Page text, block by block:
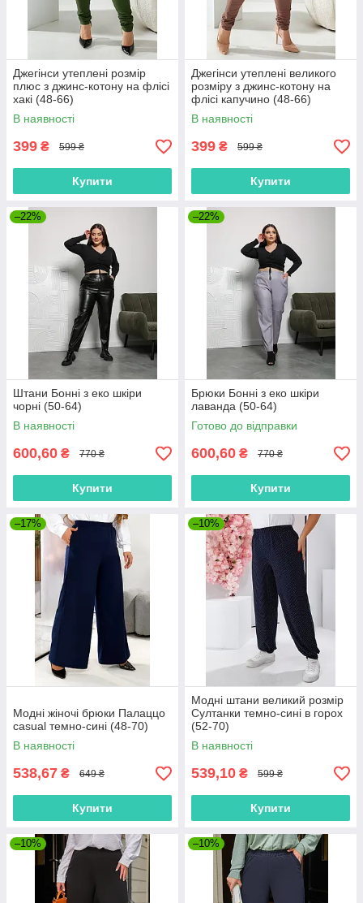
Джегінси утеплені розмір
плюс з джинс-котону на флісі
хакі (48-66)
В наявності
399 ₴ 599 ₴
Купити
Джегінси утеплені великого
розміру з джинс-котону на
флісі капучино (48-66)
В наявності
399 ₴ 599 ₴
Купити
–22%
Штани Бонні з еко шкіри
чорні (50-64)
В наявності
600,60 ₴ 770 ₴
Купити
–22%
Брюки Бонні з еко шкіри
лаванда (50-64)
Готово до відправки
600,60 ₴ 770 ₴
Купити
–17%
Модні жіночі брюки Палаццо
casual темно-сині (48-70)
В наявності
538,67 ₴ 649 ₴
Купити
–10%
Модні штани великий розмір
Султанки темно-сині в горох
(52-70)
В наявності
539,10 ₴ 599 ₴
Купити
–10% –10%